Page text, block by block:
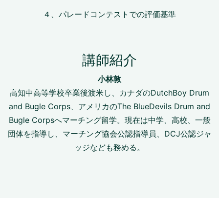
４、パレードコンテストでの評価基準
講師紹介
小林敦
高知中高等学校卒業後渡米し、カナダのDutchBoy Drum
and Bugle Corps、アメリカのThe BlueDevils Drum and
Bugle Corpsへマーチング留学。現在は中学、高校、一般
団体を指導し、マーチング協会公認指導員、DCJ公認ジャ
ッジなども務める。